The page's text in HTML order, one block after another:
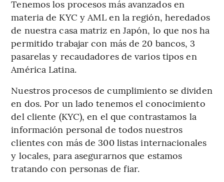
Tenemos los procesos más avanzados en
materia de KYC y AML en la región, heredados
de nuestra casa matriz en Japón, lo que nos ha
permitido trabajar con más de 20 bancos, 3
pasarelas y recaudadores de varios tipos en
América Latina.
Nuestros procesos de cumplimiento se dividen
en dos. Por un lado tenemos el conocimiento
del cliente (KYC), en el que contrastamos la
información personal de todos nuestros
clientes con más de 300 listas internacionales
y locales, para asegurarnos que estamos
tratando con personas de fiar.